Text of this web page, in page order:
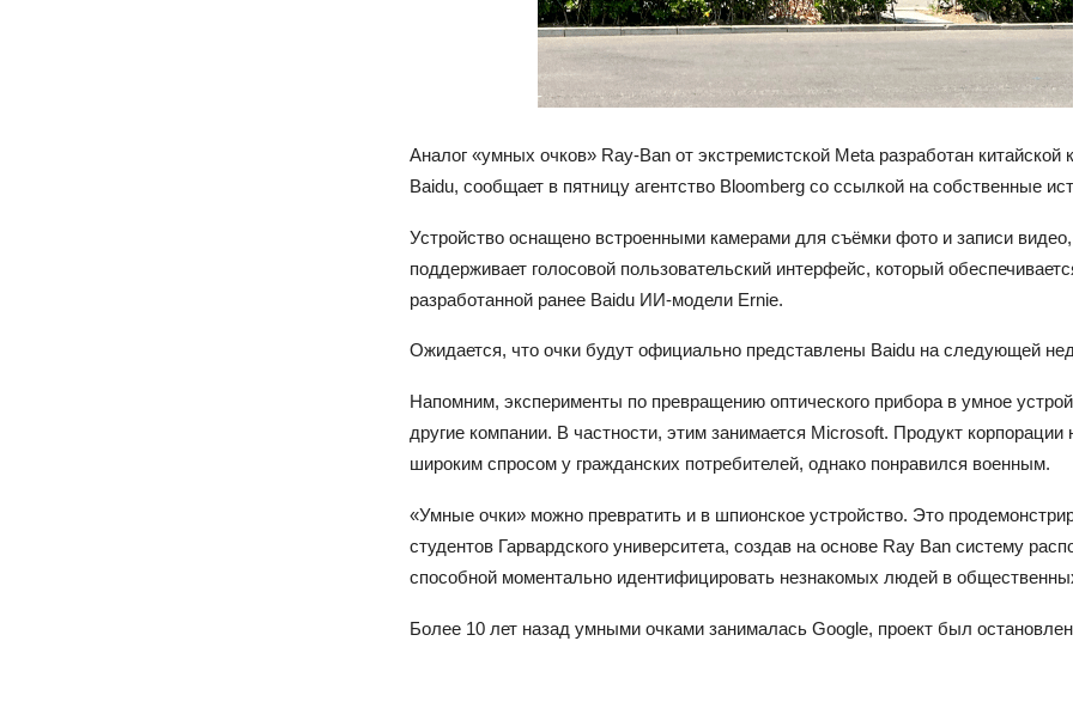
Аналог «умных очков» Ray-Ban от экстремистской Meta разработан китайской
Baidu, сообщает в пятницу агентство Bloomberg со ссылкой на собственные
Устройство оснащено встроенными камерами для съёмки фото и записи
поддерживает голосовой пользовательский интерфейс, который
разработанной ранее Baidu ИИ-модели Ernie.
Ожидается, что очки будут официально представлены Baidu на следующей
Напомним, эксперименты по превращению оптического прибора в умное
другие компании. В частности, этим занимается Microsoft. Продукт корпорации
широким спросом у гражданских потребителей, однако понравился военным.
«Умные очки» можно превратить и в шпионское устройство. Это
студентов Гарвардского университета, создав на основе Ray Ban систему
способной моментально идентифицировать незнакомых людей в
Более 10 лет назад умными очками занималась Google, проект был остановлен